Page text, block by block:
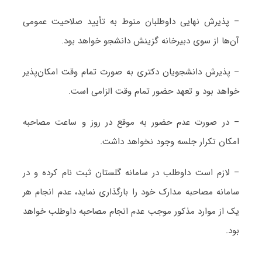
– پذیرش نهایی داوطلبان منوط به تأیید صلاحیت عمومی
آن‌ها از سوی دبیرخانه گزینش دانشجو خواهد بود.
– پذیرش دانشجویان دکتری به صورت تمام وقت امکان‌پذیر
خواهد بود و تعهد حضور تمام وقت الزامی است.
– در صورت‌ عدم حضور به موقع در روز و ساعت مصاحبه
امکان تکرار جلسه وجود نخواهد داشت.
– لازم است داوطلب در سامانه گلستان ثبت نام کرده و در
سامانه مصاحبه مدارک خود را بارگذاری نماید، عدم انجام هر
یک از موارد مذکور موجب‌ عدم انجام مصاحبه داوطلب خواهد
بود.